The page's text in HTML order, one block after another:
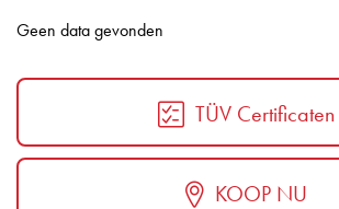
Geen data gevonden
TÜV Certificaten
KOOP NU